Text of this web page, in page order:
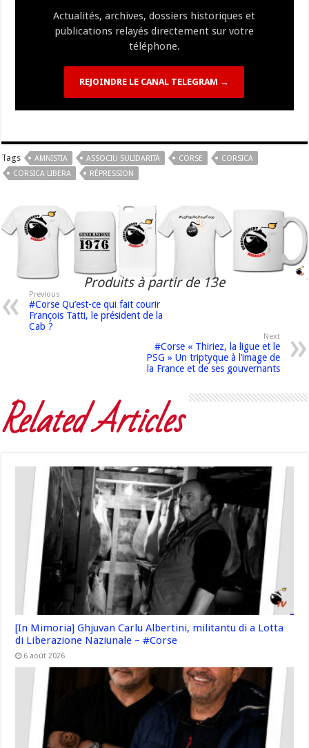
Actualités, archives, dossiers historiques et
publications relayés directement sur votre
téléphone.
REJOINDRE LE CANAL TELEGRAM →
Tags AMNISTIA ASSOCIU SULIDARITÀ CORSE
CORSICA
CORSICA LIBERA
RÉPRESSION
Produits à partir de 13e
Previous
#Corse Qu’est-ce qui fait courir
François Tatti, le président de la
Cab ?
Next
#Corse « Thiriez, la ligue et le
PSG » Un triptyque à l’image de
la France et de ses gouvernants
Related Articles
[In Mimoria] Ghjuvan Carlu Albertini, militantu di a Lotta
di Liberazione Naziunale – #Corse
6 août 2026